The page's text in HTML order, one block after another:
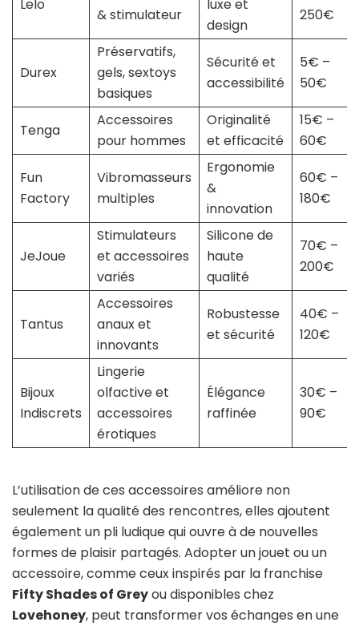
Lelo
& stimulateur
luxe et
design
250€
Durex
Préservatifs,
gels, sextoys
basiques
Sécurité et
accessibilité
5€ –
50€
Tenga
Accessoires
pour hommes
Originalité
et efficacité
15€ –
60€
Fun
Factory
Vibromasseurs
multiples
Ergonomie
&
innovation
60€ –
180€
JeJoue
Stimulateurs
et accessoires
variés
Silicone de
haute
qualité
70€ –
200€
Tantus
Accessoires
anaux et
innovants
Robustesse
et sécurité
40€ –
120€
Bijoux
Indiscrets
Lingerie
olfactive et
accessoires
érotiques
Élégance
raffinée
30€ –
90€
L’utilisation de ces accessoires améliore non
seulement la qualité des rencontres, elles ajoutent
également un pli ludique qui ouvre à de nouvelles
formes de plaisir partagés. Adopter un jouet ou un
accessoire, comme ceux inspirés par la franchise
Fifty Shades of Greyou disponibles chez
Lovehoney, peut transformer vos échanges en une